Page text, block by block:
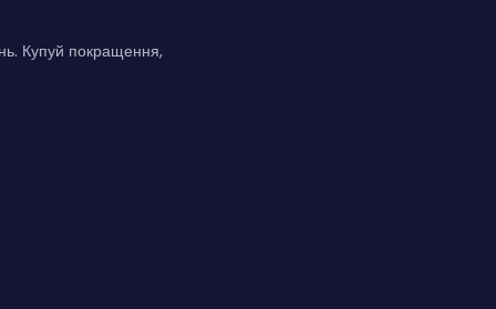
Купуй покращення,